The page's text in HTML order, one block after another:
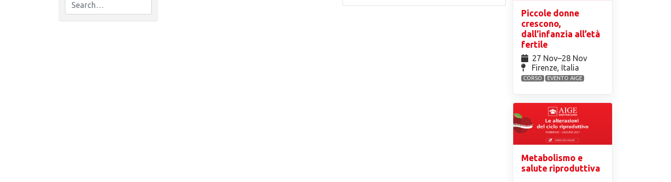
Piccole donne
crescono,
dall’infanzia all’età
fertile
27 Nov⁠–28 Nov
Firenze, Italia
CORSO EVENTO AIGE
Metabolismo e
salute riproduttiva